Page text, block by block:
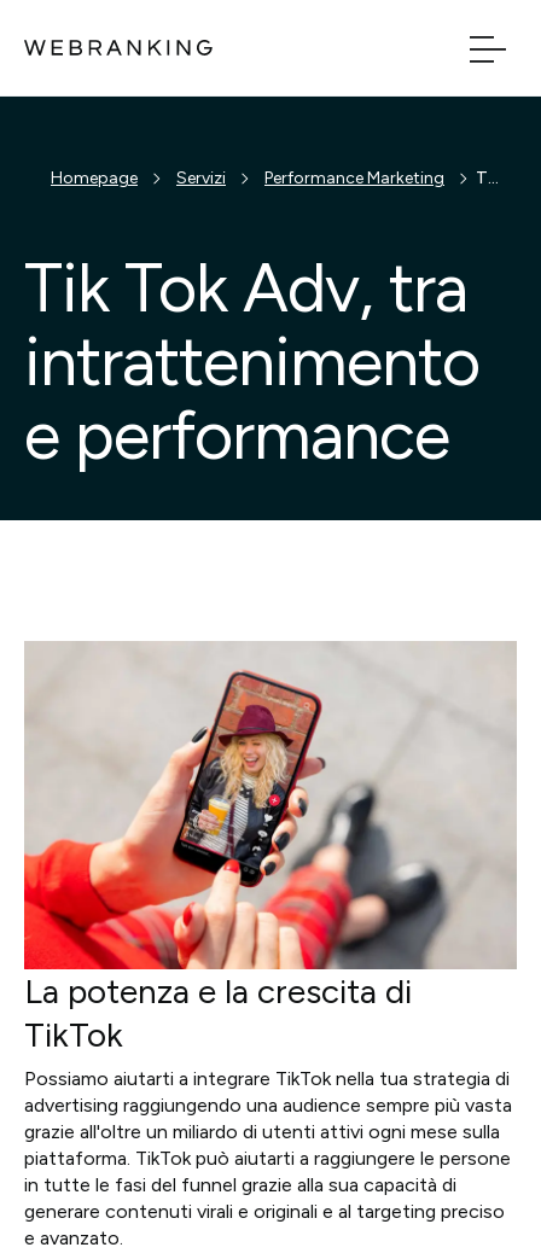
Build
Bridge
Tech
Chi Siamo
Cosa facciamo
Point of W
Italiano
Homepage Servizi Performance Marketing Tik Tok Adv, tra intrattenimento e performance
Tik Tok Adv, tra
intrattenimento
e performance
La potenza e la crescita di
TikTok
Possiamo aiutarti a integrare TikTok nella tua strategia di
advertising raggiungendo una audience sempre più vasta
grazie all'oltre un miliardo di utenti attivi ogni mese sulla
piattaforma. TikTok può aiutarti a raggiungere le persone
in tutte le fasi del funnel grazie alla sua capacità di
generare contenuti virali e originali e al targeting preciso
e avanzato.